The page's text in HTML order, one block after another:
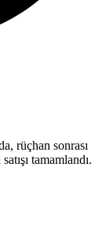
rüçhan sonrası
tamamlandı.